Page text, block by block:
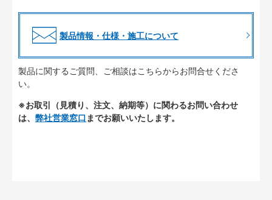
製品情報・仕様・施工について
製品に関するご質問、ご相談はこちらからお問合せくださ
い。
※お取引（見積り、注文、納期等）に関わるお問い合わせ
は、 弊社営業窓口 までお願いいたします。